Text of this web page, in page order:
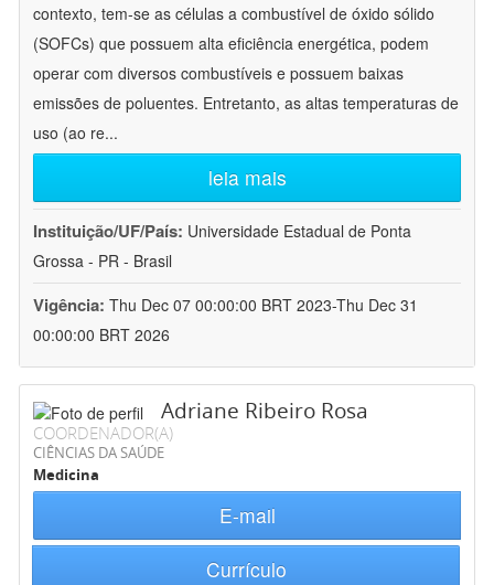
contexto, tem-se as células a combustível de óxido sólido
(SOFCs) que possuem alta eficiência energética, podem
operar com diversos combustíveis e possuem baixas
emissões de poluentes. Entretanto, as altas temperaturas de
uso (ao re...
leia mais
Instituição/UF/País: Universidade Estadual de Ponta
Grossa - PR - Brasil
Vigência: Thu Dec 07 00:00:00 BRT 2023-Thu Dec 31
00:00:00 BRT 2026
Adriane Ribeiro Rosa
COORDENADOR(A)
CIÊNCIAS DA SAÚDE
Medicina
E-mail
Currículo